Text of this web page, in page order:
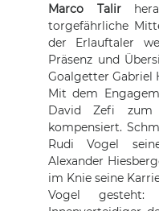
Marco Talir
torgefährliche
der Erlauftaler
Präsenz und
Goalgetter Gabriel
Mit dem
David Zefi
kompensiert.
Rudi Vogel
Alexander
im Knie seine
Vogel